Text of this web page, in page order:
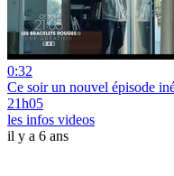
0:32
Ce soir un nouvel épisode
21h05
les infos videos
il y a 6 ans